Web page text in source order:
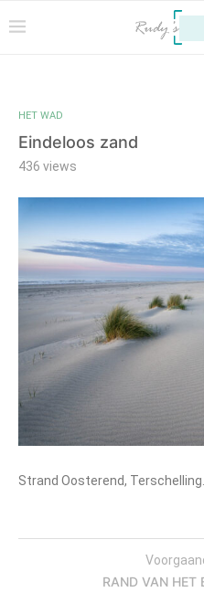
HET WAD
Eindeloos zand
436 views
Strand Oosterend, Terschelling.
RAND VAN HET